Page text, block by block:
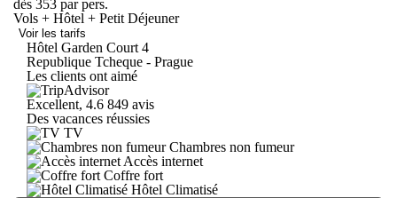
dès 353 par pers.
Vols + Hôtel + Petit Déjeuner
Voir les tarifs
Hôtel Garden Court 4
Republique Tcheque - Prague
Les clients ont aimé
Excellent, 4.6 849 avis
Des vacances réussies
TV
Chambres non fumeur
Accès internet
Coffre fort
Hôtel Climatisé